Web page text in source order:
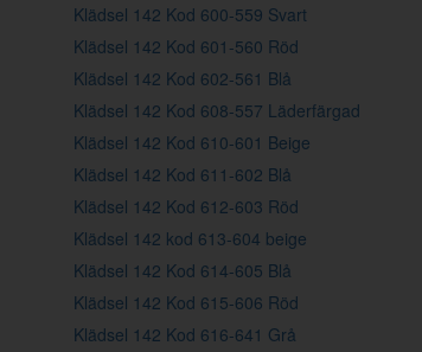
Klädsel 142 Kod 600-559 Svart
Klädsel 142 Kod 601-560 Röd
Klädsel 142 Kod 602-561 Blå
Klädsel 142 Kod 608-557 Läderfärgad
Klädsel 142 Kod 610-601 Beige
Klädsel 142 Kod 611-602 Blå
Klädsel 142 Kod 612-603 Röd
Klädsel 142 kod 613-604 beige
Klädsel 142 Kod 614-605 Blå
Klädsel 142 Kod 615-606 Röd
Klädsel 142 Kod 616-641 Grå